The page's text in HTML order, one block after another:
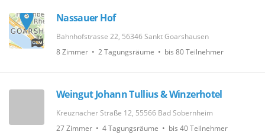
Nassauer Hof
Bahnhofstrasse 22, 56346 Sankt Goarshausen
8 Zimmer • 2 Tagungsräume • bis 80 Teilnehmer
Weingut Johann Tullius & Winzerhotel
Kreuznacher Straße 12, 55566 Bad Sobernheim
27 Zimmer • 4 Tagungsräume • bis 40 Teilnehmer